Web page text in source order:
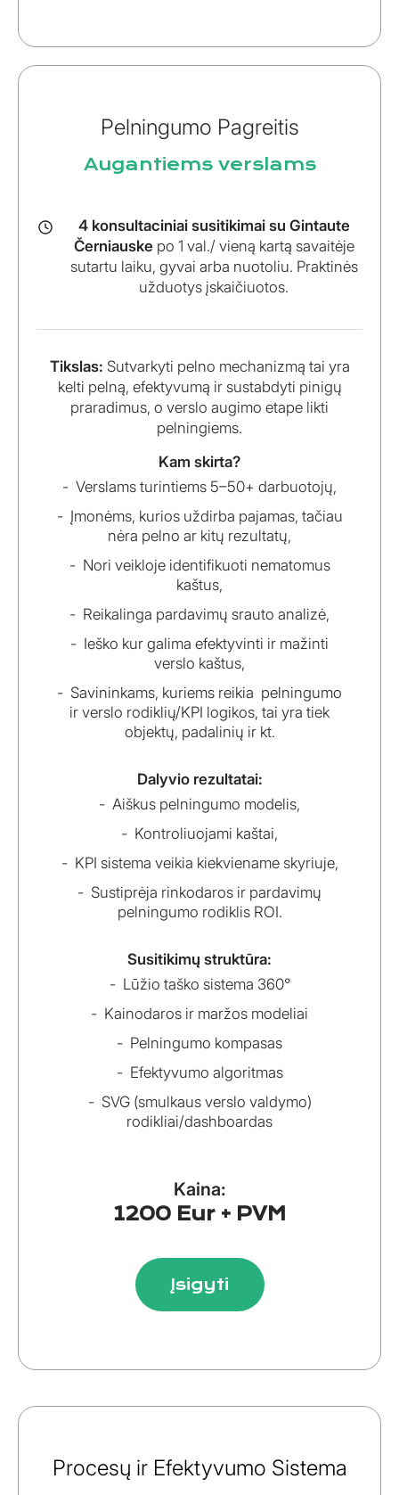
Pelningumo Pagreitis
Augantiems verslams
4 konsultaciniai susitikimai su Gintaute
Černiauske po 1 val./ vieną kartą savaitėje
sutartu laiku, gyvai arba nuotoliu. Praktinės
užduotys įskaičiuotos.
Tikslas: Sutvarkyti pelno mechanizmą tai yra
kelti pelną, efektyvumą ir sustabdyti pinigų
praradimus, o verslo augimo etape likti
pelningiems.
Kam skirta?
Verslams turintiems 5–50+ darbuotojų,
Įmonėms, kurios uždirba pajamas, tačiau
nėra pelno ar kitų rezultatų,
Nori veikloje identifikuoti nematomus
kaštus,
Reikalinga pardavimų srauto analizė,
Ieško kur galima efektyvinti ir mažinti
verslo kaštus,
Savininkams, kuriems reikia pelningumo
ir verslo rodiklių/KPI logikos, tai yra tiek
objektų, padalinių ir kt.
Dalyvio rezultatai:
Aiškus pelningumo modelis,
Kontroliuojami kaštai,
KPI sistema veikia kiekviename skyriuje,
Sustiprėja rinkodaros ir pardavimų
pelningumo rodiklis ROI.
Susitikimų struktūra:
Lūžio taško sistema 360°
Kainodaros ir maržos modeliai
Pelningumo kompasas
Efektyvumo algoritmas
SVG (smulkaus verslo valdymo)
rodikliai/dashboardas
Kaina:
1200 Eur + PVM
Įsigyti
Procesų ir Efektyvumo Sistema